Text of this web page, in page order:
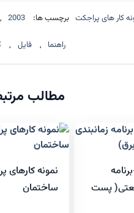
کار های پراجکت برچسب ها: 2003
,
راهنما , فایل ,
مطالب
پست
نمونه کارهای
ساختمان